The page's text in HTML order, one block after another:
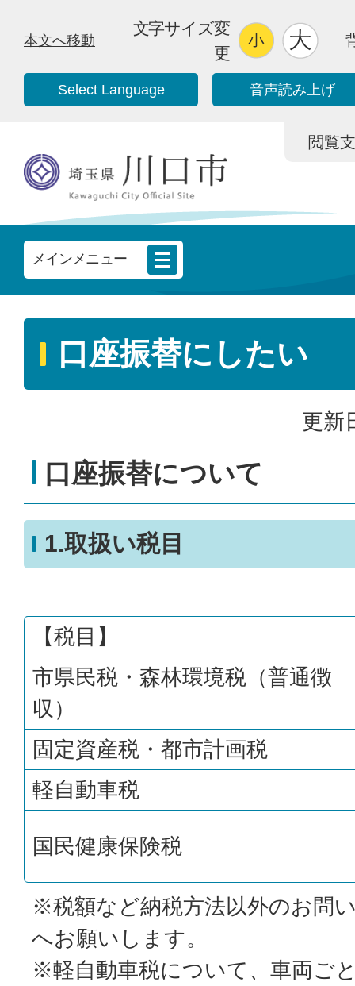
本文へ移動
文字サイズ変
更
Select Language 音声読み上げ
閲覧
メインメニュー
口座振替にしたい
更新
口座振替について
1.取扱い税目
【税目】
市県民税・森林環境税（普通徴
収）
固定資産税・都市計画税
軽自動車税
国民健康保険税
※税額など納税方法以外のお問
へお願いします。
※軽自動車税について、車両ご